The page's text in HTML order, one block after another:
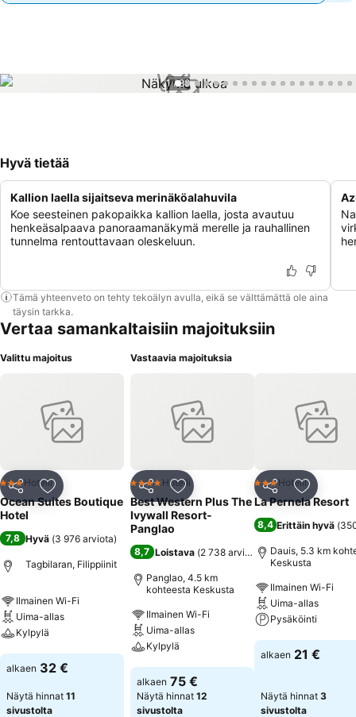
1 / 88
Hyvä tietää
Kallion laella sijaitseva merinäköalahuvila
Koe seesteinen pakopaikka kallion laella, josta avautuu
henkeäsalpaava panoraamanäkymä merelle ja rauhallinen
tunnelma rentouttavaan oleskeluun.
Tämä yhteenveto on tehty tekoälyn avulla, eikä se välttämättä ole aina
täysin tarkka.
Vertaa samankaltaisiin majoituksiin
Valittu majoitus
Jaa Lisää suosikkeihin
3 Tähtiluokitus
Hotelli
Ocean Suites Boutique
Hotel
7,8 Hyvä (3 976 arviota)
Tagbilaran, Filippiinit
Ilmainen Wi-Fi
Uima-allas
Kylpylä
Katso hinnat
alkaen 32 €
Näytä hinnat 11
sivustolta
Vastaavia majoituksia
Jaa Lisää suosikkeihin
4 Tähtiluokitus
Hotelli
Best Western Plus The
Ivywall Resort-
Panglao
8,7 Loistava (2 738 arviota)
Panglao, 4.5 km
kohteesta Keskusta
Ilmainen Wi-Fi
Uima-allas
Kylpylä
Katso hinnat
alkaen 75 €
Näytä hinnat 12
sivustolta
Jaa Lisää
3 Tähtiluokitus
Hotelli
La Pernela Resort
8,4 Erittäin hyvä (
Dauis, 5.3 km
Keskusta
Ilmainen Wi-Fi
Uima-allas
Pysäköinti
Katso hinnat
alkaen 21 €
Näytä hinnat 3
sivustolta